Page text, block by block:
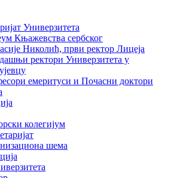
Универзитета
Књажевства сербског
Николић, први ректор Лицеја
ректори Универзитета у
емеритуси и Почасни доктори
колегијум
шема